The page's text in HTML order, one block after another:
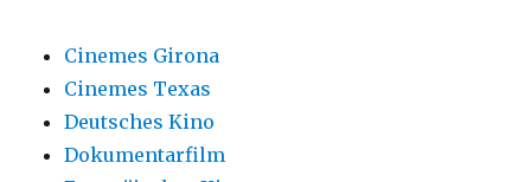
Cinemes Girona
Cinemes Texas
Deutsches Kino
Dokumentarfilm